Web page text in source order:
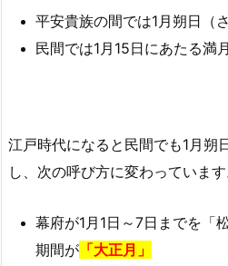
平安貴族の間では1月朔日（
民間では1月15日にあたる満
江戸時代になると民間でも1月朔
し、次の呼び方に変わっています
幕府が1月1日～7日までを「
期間が 「大正月」